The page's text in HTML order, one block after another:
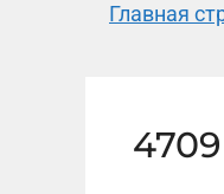
Главная